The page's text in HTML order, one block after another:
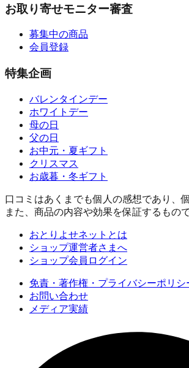
お取り寄せモニター審査
募集中の商品
会員登録
特集企画
バレンタインデー
ホワイトデー
母の日
父の日
お中元・夏ギフト
クリスマス
お歳暮・冬ギフト
口コミはあくまでも個人の感想であり、
また、商品の内容や効果を保証するもの
おとりよせネットとは
ショップ運営者さまへ
ショップ会員ログイン
免責・著作権・プライバシーポリシ
お問い合わせ
メディア実績